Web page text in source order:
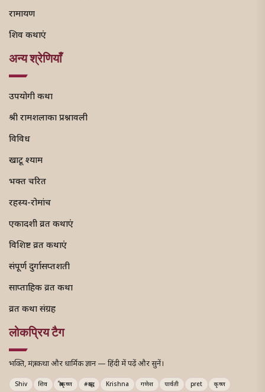
रामायण
शिव कथाएं
अन्य श्रेणियाँ
उपयोगी कथा
श्री रामशलाका प्रश्नावली
विविध
खाटू श्याम
भक्त चरित
रहस्य-रोमांच
एकादशी व्रत कथाएं
विशिष्ट व्रत कथाएं
संपूर्ण दुर्गासप्तशती
साप्ताहिक व्रत कथा
व्रत कथा संग्रह
लोकप्रिय टैग
भक्ति, मंत्र, कथा और धार्मिक ज्ञान — हिंदी में पढ़ें और सुनें।
Shiv शिव श्रीकृष्ण #श्राद्ध Krishna गणेश पार्वती pret कृष्ण